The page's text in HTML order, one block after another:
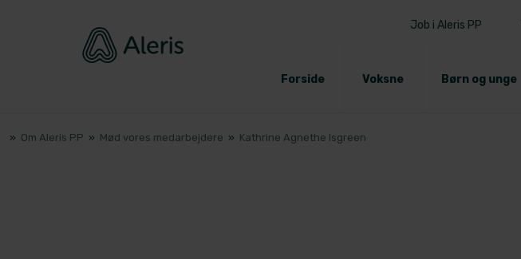
Job i Aleris PP
Forside Voksne Børn og unge
» Om Aleris PP » Mød vores medarbejdere » Kathrine Agnethe Isgreen